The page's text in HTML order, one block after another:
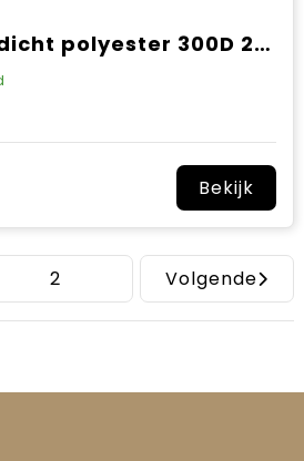
Rugzak waterdicht polyester 300D 20-22L
Bekijk
2 Volgende